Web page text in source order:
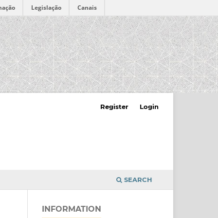
Legislação Canais
SEARCH
Register Login
INFORMATION